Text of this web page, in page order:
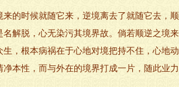
来的时候就随它来，逆境离去了就随它去，
名解脱，心无染污其境界故。倘若顺逆之境
生，根本病祸在于心地对境把持不住，心地
净本性，而与外在的境界打成一片，随此业